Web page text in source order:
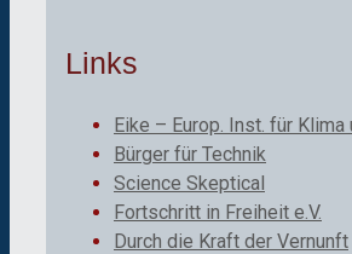
Links
Eike – Europ. Inst. für Klima
Bürger für Technik
Science Skeptical
Fortschritt in Freiheit e.V.
Durch die Kraft der Vernunft